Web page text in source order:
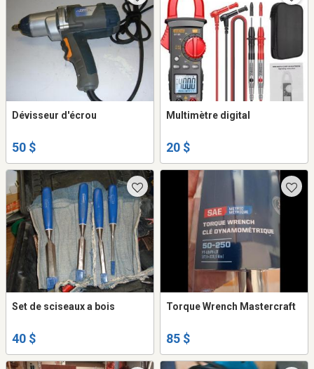
Dévisseur d'écrou
50 $
Multimètre digital
20 $
Set de sciseaux a bois
40 $
Torque Wrench Mastercraft
85 $